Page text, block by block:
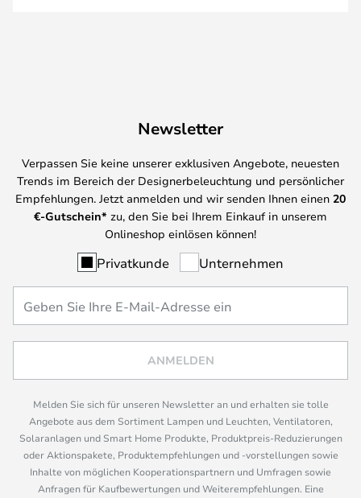
Newsletter
Verpassen Sie keine unserer exklusiven Angebote, neuesten
Trends im Bereich der Designerbeleuchtung und persönlicher
Empfehlungen. Jetzt anmelden und wir senden Ihnen einen 20
€-Gutschein* zu, den Sie bei Ihrem Einkauf in unserem
Onlineshop einlösen können!
Privatkunde Unternehmen
ANMELDEN
Melden Sie sich für unseren Newsletter an und erhalten sie tolle
Angebote aus dem Sortiment Lampen und Leuchten, Ventilatoren,
Solaranlagen und Smart Home Produkte, Produktpreis-Reduzierungen
oder Aktionspakete, Produktempfehlungen und -vorstellungen sowie
Inhalte von möglichen Kooperationspartnern und Umfragen sowie
Anfragen für Kaufbewertungen und Weiterempfehlungen. Eine